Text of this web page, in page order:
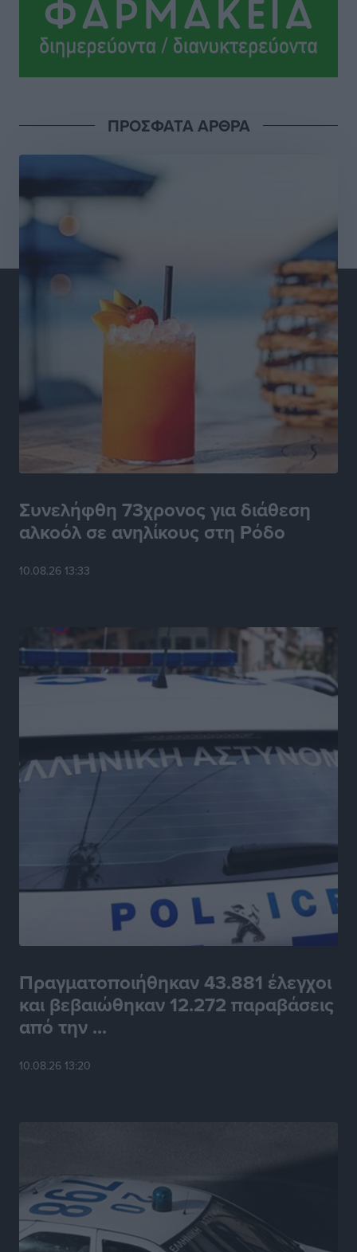
Ειδήσεις• πριν 4 ώρες
Έφυγε από τη ζωή ο επί σειρά ετών εφημέριος στον
Αποκαλυπτήρια για την «Ατζέντα 2030» από το βήμα
ΠΡΟΣΦΑΤΑ ΑΡΘΡΑ
Συνελήφθη 73χρονος για διάθεση
αλκοόλ σε ανηλίκους στη Ρόδο
10.08.26 13:33
Πραγματοποιήθηκαν 43.881 έλεγχοι
και βεβαιώθηκαν 12.272 παραβάσεις
από την ...
10.08.26 13:20